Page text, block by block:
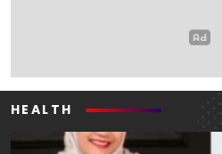
HEALTH